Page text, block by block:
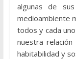
algunas de
medioambiente
todos y cada
nuestra
habitabilidad y